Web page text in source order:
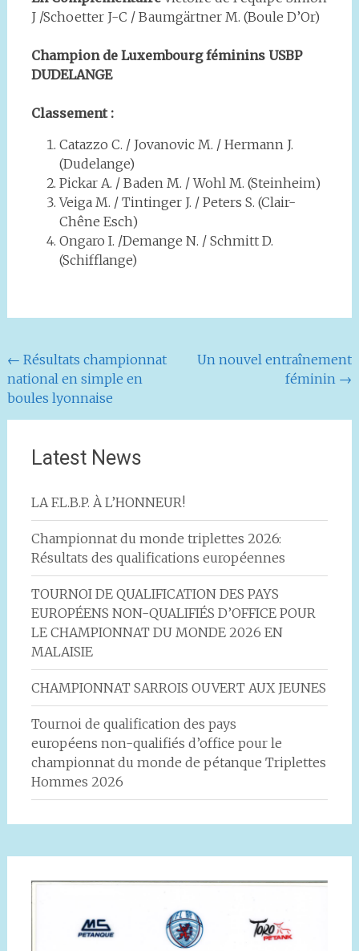
J /Schoetter J-C / Baumgärtner M. (Boule D’Or)
Champion de Luxembourg féminins USBP
DUDELANGE
Classement :
Catazzo C. / Jovanovic M. / Hermann J.
(Dudelange)
Pickar A. / Baden M. / Wohl M. (Steinheim)
Veiga M. / Tintinger J. / Peters S. (Clair-
Chêne Esch)
Ongaro I. /Demange N. / Schmitt D.
(Schifflange)
Navigation
de
l'article
← Résultats championnat
national en simple en
boules lyonnaise
Un nouvel entraînement
féminin →
Latest News
LA F.L.B.P. À L’HONNEUR!
Championnat du monde triplettes 2026:
Résultats des qualifications européennes
TOURNOI DE QUALIFICATION DES PAYS
EUROPÉENS NON-QUALIFIÉS D’OFFICE POUR
LE CHAMPIONNAT DU MONDE 2026 EN
MALAISIE
CHAMPIONNAT SARROIS OUVERT AUX JEUNES
Tournoi de qualification des pays
européens non-qualifiés d’office pour le
championnat du monde de pétanque Triplettes
Hommes 2026